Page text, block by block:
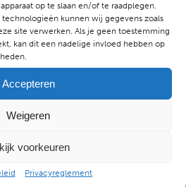
op te slaan en/of te raadplegen.
kunnen wij gegevens zoals
site verwerken. Als je geen toestemming
kan dit een nadelige invloed hebben op
Accepteren
Weigeren
voorkeuren
Privacyreglement